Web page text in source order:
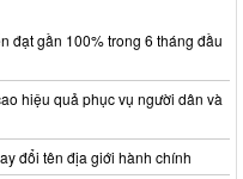
đạt gần 100% trong 6 tháng đầu
hiệu quả phục vụ người dân và
đổi tên địa giới hành chính